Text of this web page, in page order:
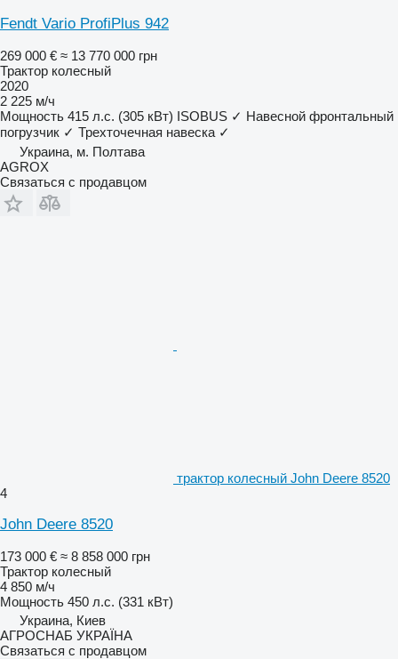
Fendt Vario ProfiPlus 942
269 000 € ≈ 13 770 000 грн
Трактор колесный
2020
2 225 м/ч
Мощность 415 л.с. (305 кВт) ISOBUS ✓ Навесной фронтальный
погрузчик ✓ Трехточечная навеска ✓
Украина, м. Полтава
AGROX
Связаться с продавцом
трактор колесный John Deere 8520
4
John Deere 8520
173 000 € ≈ 8 858 000 грн
Трактор колесный
4 850 м/ч
Мощность 450 л.с. (331 кВт)
Украина, Киев
АГРОСНАБ УКРАЇНА
Связаться с продавцом